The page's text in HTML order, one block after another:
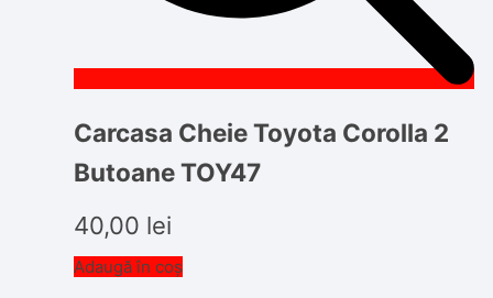
Carcasa Cheie Toyota Corolla 2
Butoane TOY47
40,00 lei
Adaugă în coș